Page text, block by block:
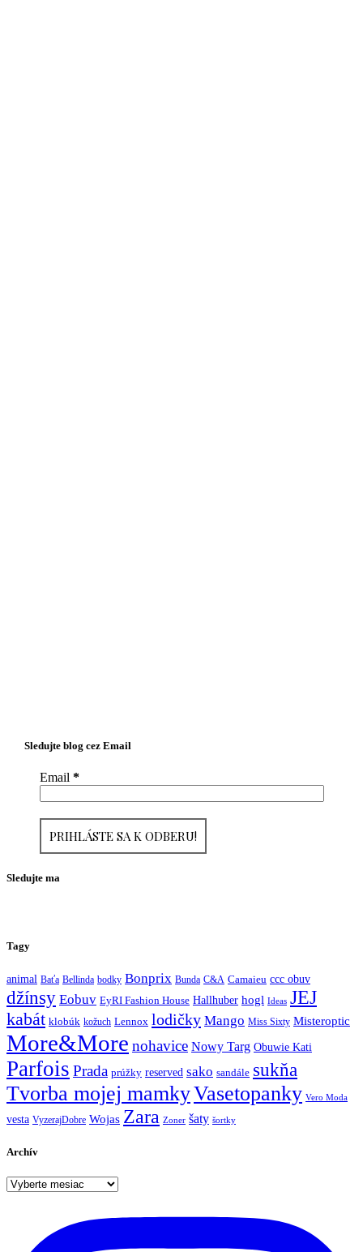
Sledujte blog cez Email
Email*
Sledujte ma
Tagy
animal Baťa Bellinda bodky Bonprix Bunda C&A Camaieu ccc obuv
džínsy Eobuv EyRI Fashion House Hallhuber hogl Ideas JEJ
kabát klobúk kožuch Lennox lodičky Mango Miss Sixty Misteroptic
More&More nohavice Nowy Targ Obuwie Kati
Parfois Prada prúžky reserved sako sandále sukňa
Tvorba mojej mamkyVasetopanky Vero Moda
vesta VyzerajDobre Wojas Zara Zoner šaty šortky
Archív
Archív